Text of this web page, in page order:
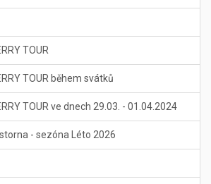
TOUR
TOUR během svátků
TOUR ve dnech 29.03. - 01.04.2024
- sezóna Léto 2026